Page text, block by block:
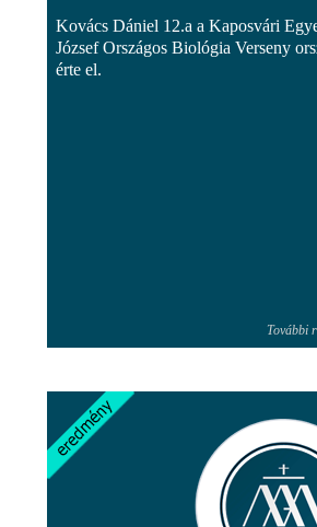
Kovács Dániel 12.a a Kaposvári
József Országos Biológia Verseny
érte el.
További